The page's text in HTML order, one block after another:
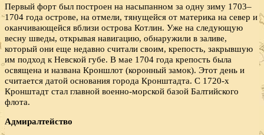
Первый форт был построен на насыпанном за одну зиму 1703–
1704 года острове, на отмели, тянущейся от материка на север и
оканчивающейся вблизи острова Котлин. Уже на следующую
весну шведы, открывая навигацию, обнаружили в заливе,
который они еще недавно считали своим, крепость, закрывшую
им подход к Невской губе. В мае 1704 года крепость была
освящена и названа Кроншлот (коронный замок). Этот день и
считается датой основания города Кронштадта. С 1720-х
Кронштадт стал главной военно-морской базой Балтийского
флота.
Адмиралтейство